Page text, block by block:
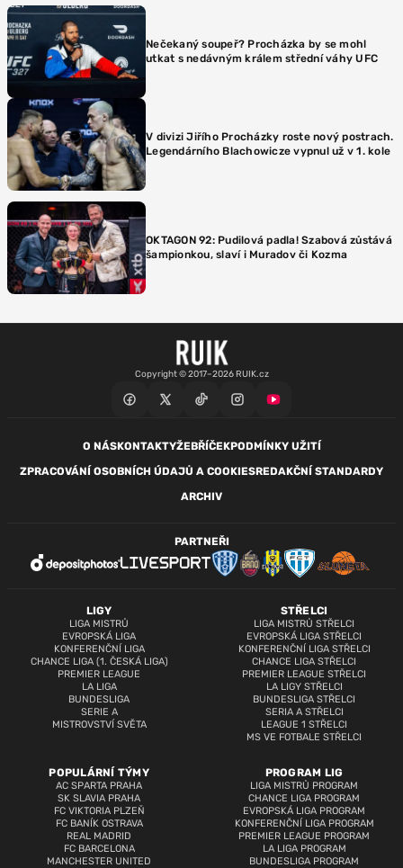
Nečekaný soupeř? Procházka by se mohl
utkat s nedávným králem střední váhy UFC
V divizi Jiřího Procházky roste nový postrach.
Legendárního Blachowicze vypnul už v 1. kole
OKTAGON 92: Pudilová padla! Szabová zůstává
šampionkou, slaví i Muradov či Kozma
Copyright © 2017–2026 RUIK.cz
O NÁSKONTAKTYŽEBŘÍČEKPODMÍNKY UŽITÍ
ZPRACOVÁNÍ OSOBNÍCH ÚDAJŮ A COOKIESREDAKČNÍ STANDARDY
ARCHIV
LIGY
LIGA MISTRŮ
EVROPSKÁ LIGA
KONFERENČNÍ LIGA
CHANCE LIGA (1. ČESKÁ LIGA)
PREMIER LEAGUE
LA LIGA
BUNDESLIGA
SERIE A
MISTROVSTVÍ SVĚTA
STŘELCI
LIGA MISTRŮ STŘELCI
EVROPSKÁ LIGA STŘELCI
KONFERENČNÍ LIGA STŘELCI
CHANCE LIGA STŘELCI
PREMIER LEAGUE STŘELCI
LA LIGY STŘELCI
BUNDESLIGA STŘELCI
SERIA A STŘELCI
LEAGUE 1 STŘELCI
MS VE FOTBALE STŘELCI
POPULÁRNÍ TÝMY
AC SPARTA PRAHA
SK SLAVIA PRAHA
FC VIKTORIA PLZEŇ
FC BANÍK OSTRAVA
REAL MADRID
FC BARCELONA
MANCHESTER UNITED
PROGRAM LIG
LIGA MISTRŮ PROGRAM
CHANCE LIGA PROGRAM
EVROPSKÁ LIGA PROGRAM
KONFERENČNÍ LIGA PROGRAM
PREMIER LEAGUE PROGRAM
LA LIGA PROGRAM
BUNDESLIGA PROGRAM
PARTNEŘI